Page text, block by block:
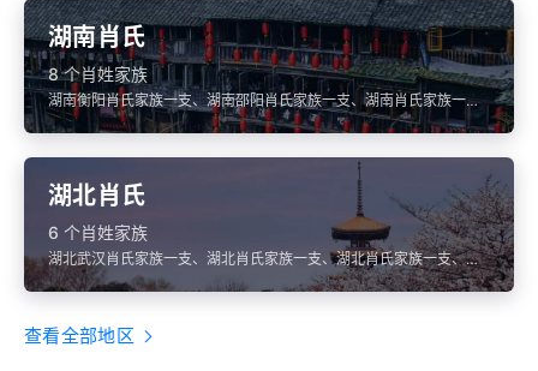
湖南肖氏
8 个肖姓家族
湖南衡阳肖氏家族一支、湖南邵阳肖氏家族一支、湖南肖氏家族一
支、湖南省衡阳市衡东县肖氏、湖南省益阳市肖氏
湖北肖氏
6 个肖姓家族
湖北武汉肖氏家族一支、湖北肖氏家族一支、湖北肖氏家族一支、湖
北省仙桃市肖氏、湖北省荆州市洪湖市肖氏
查看全部地区